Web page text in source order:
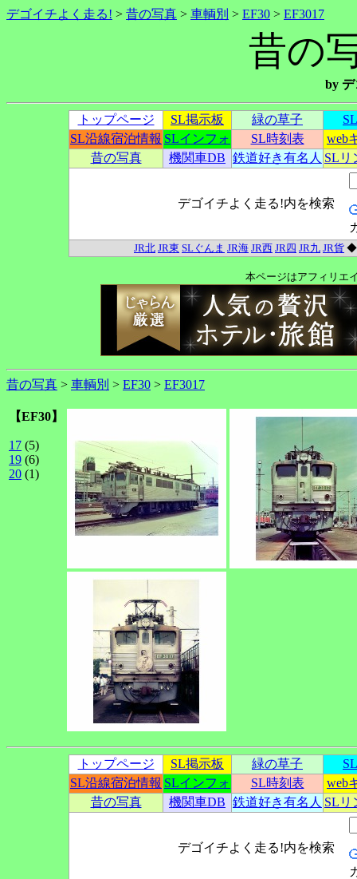
デゴイチよく走る! > 昔の写真 > 車輌別 > EF30 > EF3017
昔の
by
トップページ SL掲示板 緑の草子
SL沿線宿泊情報 SLインフォ SL時刻表
web
昔の写真
機関車DB 鉄道好き有名人 SLリ
デゴイチよく走る!内を検索
JR北 JR東 SLぐんま JR海 JR西 JR四 JR九 JR貨
本ページはアフィリエ
昔の写真 > 車輌別 > EF30 > EF3017
【EF30】
17 (5)
19 (6)
20 (1)
トップページ SL掲示板 緑の草子
SL沿線宿泊情報 SLインフォ SL時刻表
web
昔の写真
機関車DB 鉄道好き有名人 SLリ
デゴイチよく走る!内を検索